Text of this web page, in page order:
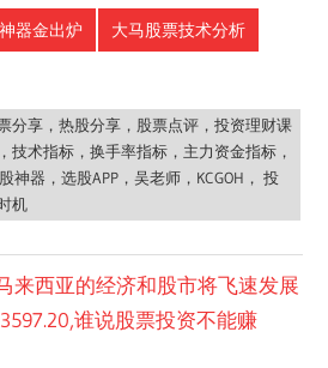
器金出炉 大马股票技术分析
分享，热股分享，股票点评，投资理财课
技术指标，换手率指标，主力资金指标，
神器，选股APP，吴老师，KCGOH， 投
机
来西亚的经济和股市将飞速发展
谁说股票投资不能赚